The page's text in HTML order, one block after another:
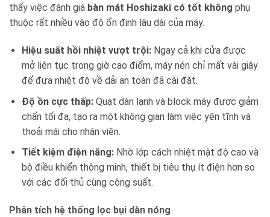
thấy việc đánh giá bàn mát Hoshizaki có tốt không phụ
thuộc rất nhiều vào độ ổn định lâu dài của máy.
Hiệu suất hồi nhiệt vượt trội:Ngay cả khi cửa được
mở liên tục trong giờ cao điểm, máy nén chỉ mất vài giây
để đưa nhiệt độ về dải an toàn đã cài đặt.
Độ ồn cực thấp:Quạt dàn lạnh và block máy được giảm
chấn tối đa, tạo ra một không gian làm việc yên tĩnh và
thoải mái cho nhân viên.
Tiết kiệm điện năng:Nhờ lớp cách nhiệt mật độ cao và
bộ điều khiển thông minh, thiết bị tiêu thụ ít điện hơn so
với các đối thủ cùng công suất.
Phân tích hệ thống lọc bụi dàn nóng